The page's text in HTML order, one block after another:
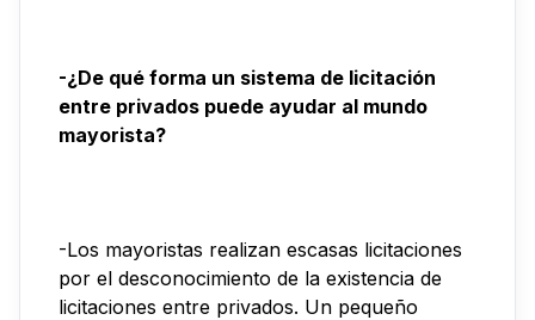
-¿De qué forma un sistema de licitación
entre privados puede ayudar al mundo
mayorista?
-Los mayoristas realizan escasas licitaciones
por el desconocimiento de la existencia de
licitaciones entre privados. Un pequeño